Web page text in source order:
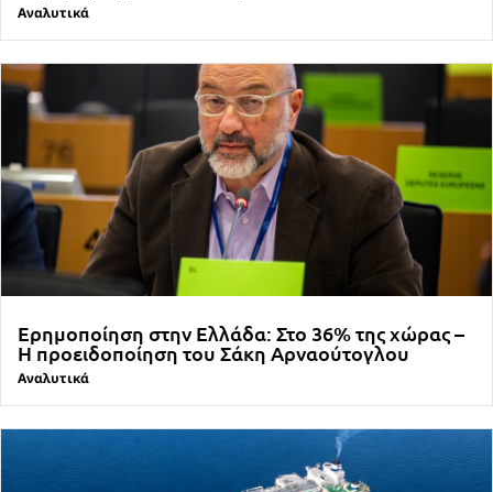
Αναλυτικά
Ερημοποίηση στην Ελλάδα: Στο 36% της χώρας –
Η προειδοποίηση του Σάκη Αρναούτογλου
Αναλυτικά